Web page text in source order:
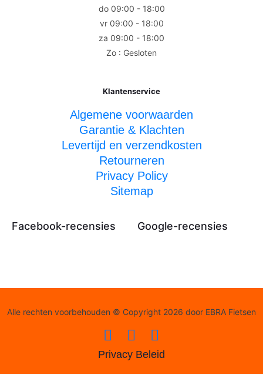
do 09:00 - 18:00
vr 09:00 - 18:00
za 09:00 - 18:00
Zo : Gesloten
Klantenservice
Algemene voorwaarden
Garantie & Klachten
Levertijd en verzendkosten
Retourneren
Privacy Policy
Sitemap
Facebook-recensies Google-recensies
Alle rechten voorbehouden © Copyright 2026 door EBRA Fietsen
Privacy Beleid